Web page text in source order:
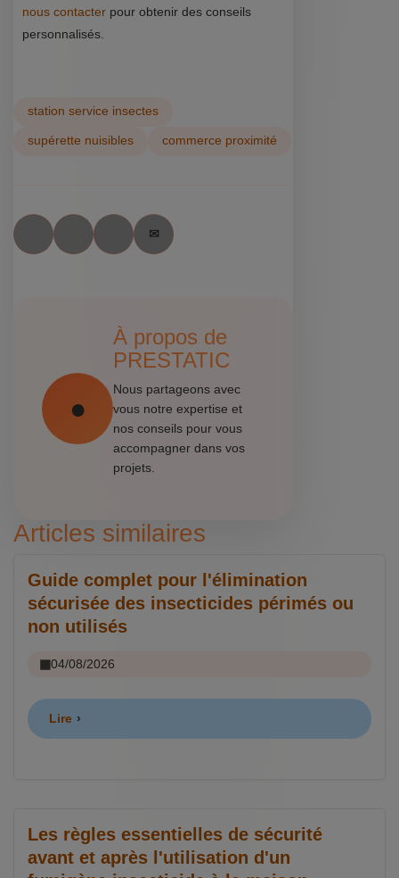
nous contacter pour obtenir des conseils
personnalisés.
station service insectes
supérette nuisibles commerce proximité
À propos de
PRESTATIC
Nous partageons avec
vous notre expertise et
nos conseils pour vous
accompagner dans vos
projets.
Articles similaires
Guide complet pour l'élimination
sécurisée des insecticides périmés ou
non utilisés
04/08/2026
Lire
Les règles essentielles de sécurité
avant et après l'utilisation d'un